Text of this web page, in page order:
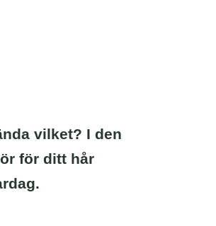
vilket? I den
för ditt hår